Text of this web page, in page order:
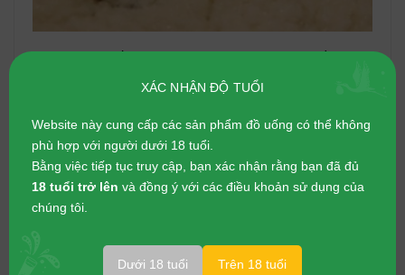
Hương vị tinh tế của Daishichi Masakura đã nhận về cho
nó các giải thưởng như
2 giải vàng
cho hạng mục “Sake
ăn Trung Quốc” vàgiải bạch kimcho hạng mục “Sake
thưởng thức cùng đồ ăn Ý” tại Great Jizake Show.
Chất rượu mang mác Junmai Daiginjo bên cạnh độ ngon
phòng ngừa một số bệnh tật và làm đẹp cho da.
XÁC NHẬN ĐỘ TUỔI
Website này cung cấp các sản phẩm đồ uống có thể không
phù hợp với người dưới 18 tuổi.
Bằng việc tiếp tục truy cập, bạn xác nhận rằng bạn đã đủ
18 tuổi trở lên và đồng ý với các điều khoản sử dụng của
chúng tôi.
Dưới 18 tuổi Trên 18 tuổi